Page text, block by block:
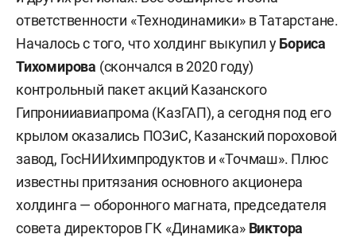
ответственности «Технодинамики» в Татарстане.
Началось с того, что холдинг выкупил уБориса
Тихомирова (скончался в 2020 году)
контрольный пакет акций Казанского
Гипронииавиапрома (КазГАП), а сегодня под его
крылом оказались ПОЗиС, Казанский пороховой
завод, ГосНИИхимпродуктов и «Точмаш». Плюс
известны притязания основного акционера
холдинга — оборонного магната, председателя
совета директоров ГК «Динамика» Виктора